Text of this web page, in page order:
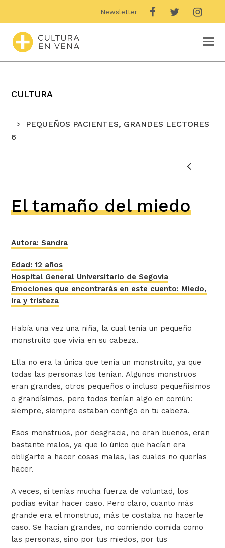
Newsletter
CULTURA
PEQUEÑOS PACIENTES, GRANDES LECTORES
6
El tamaño del miedo
Autora: Sandra
Edad: 12 años
Hospital General Universitario de Segovia
Emociones que encontrarás en este cuento: Miedo,
ira y tristeza
Había una vez una niña, la cual tenía un pequeño
monstruito que vivía en su cabeza.
Ella no era la única que tenía un monstruito, ya que
todas las personas los tenían. Algunos monstruos
eran grandes, otros pequeños o incluso pequeñísimos
o grandísimos, pero todos tenían algo en común:
siempre, siempre estaban contigo en tu cabeza.
Esos monstruos, por desgracia, no eran buenos, eran
bastante malos, ya que lo único que hacían era
obligarte a hacer cosas malas, las cuales no querías
hacer.
A veces, si tenías mucha fuerza de voluntad, los
podías evitar hacer caso. Pero claro, cuanto más
grande era el monstruo, más te costaba no hacerle
caso. Se hacían grandes, no comiendo comida como
las personas, sino por tus miedos, por tus